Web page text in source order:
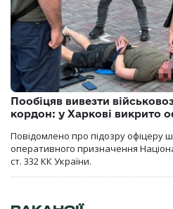
Пообіцяв вивезти
кордон: у Харкові викрито
Повідомлено про підозру офіцеру
оперативного призначення
ст. 332 КК України.